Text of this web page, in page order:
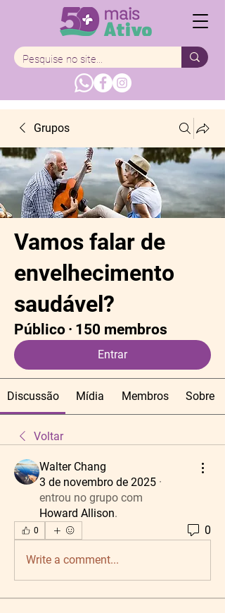
Grupos
Vamos falar de
envelhecimento
saudável?
Público · 150 membros
Entrar
Discussão Mídia Membros Sobre
Voltar
Walter Chang
3 de novembro de 2025 ·
entrou no grupo com
Howard Allison.
0 0
Write a comment...